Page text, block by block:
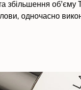
об’єму
одночасно